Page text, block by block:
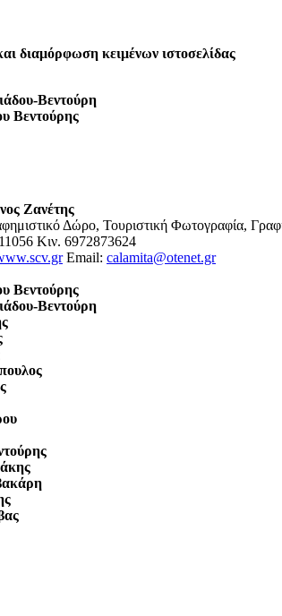
διαμόρφωση κειμένων ιστοσελίδας
Βεντούρη
Βεντούρης
Ζανέτης
Δώρο, Τουριστική Φωτογραφία,
Κιν. 6972873624
Email: calamita@otenet.gr
Βεντούρης
Βεντούρη